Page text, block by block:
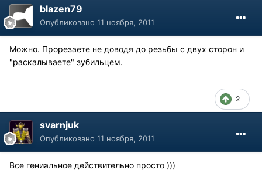
blazen79
Опубликовано 11 ноября, 2011
Можно. Прорезаете не доводя до резьбы с двух сторон и
"раскалываете" зубильцем.
2
svarnjuk
Опубликовано 11 ноября, 2011
Все гениальное действительно просто )))